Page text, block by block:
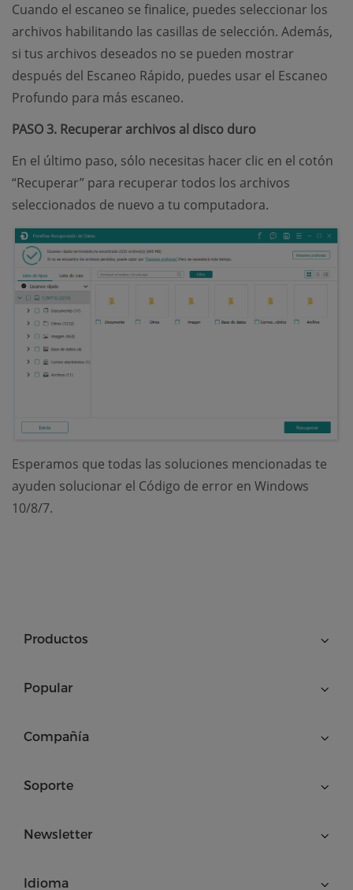
Cuando el escaneo se finalice, puedes seleccionar los
archivos habilitando las casillas de selección. Además,
si tus archivos deseados no se pueden mostrar
después del Escaneo Rápido, puedes usar el Escaneo
Profundo para más escaneo.
PASO 3. Recuperar archivos al disco duro
En el último paso, sólo necesitas hacer clic en el cotón
“Recuperar” para recuperar todos los archivos
seleccionados de nuevo a tu computadora.
Esperamos que todas las soluciones mencionadas te
ayuden solucionar el Código de error en Windows
10/8/7.
Productos
Popular
Compañía
Soporte
Newsletter
Idioma